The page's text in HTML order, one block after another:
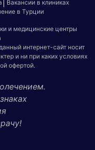
Вакансии в клиниках
в Турции
и медицинские центры
интернет-сайт носит
и ни при каких условиях
офертой.